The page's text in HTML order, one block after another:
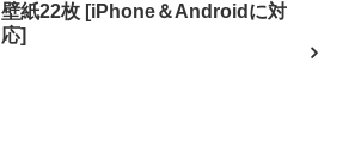
壁紙22枚 [iPhone＆Androidに対
応]